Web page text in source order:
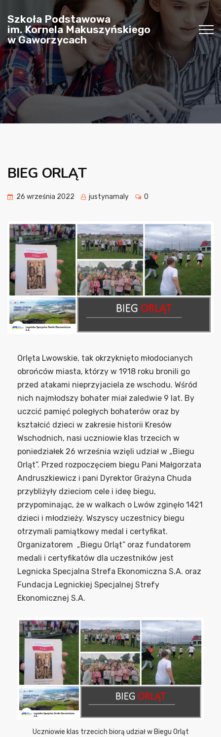
Szkoła Podstawowa
im. Kornela Makuszyńskiego
w Gaworzycach
BIEG ORLĄT
26 września 2022 justynamaly 0
Orlęta Lwowskie, tak okrzyknięto młodocianych
obrońców miasta, którzy w 1918 roku bronili go
przed atakami nieprzyjaciela ze wschodu. Wśród
nich najmłodszy bohater miał zaledwie 9 lat. By
uczcić pamięć poległych bohaterów oraz by
kształcić dzieci w zakresie historii Kresów
Wschodnich, nasi uczniowie klas trzecich w
poniedziałek 26 września wzięli udział w „Biegu
Orląt”. Przed rozpoczęciem biegu Pani Małgorzata
Andruszkiewicz i pani Dyrektor Grażyna Chuda
przybliżyły dzieciom cele i ideę biegu,
przypominając, że w walkach o Lwów zginęło 1421
dzieci i młodzieży. Wszyscy uczestnicy biegu
otrzymali pamiątkowy medal i certyfikat.
Organizatorem „Biegu Orląt” oraz fundatorem
medali i certyfikatów dla uczestników jest
Legnicka Specjalna Strefa Ekonomiczna S.A. oraz
Fundacja Legnickiej Specjalnej Strefy
Ekonomicznej S.A.
Uczniowie klas trzecich biorą udział w Biegu Orląt